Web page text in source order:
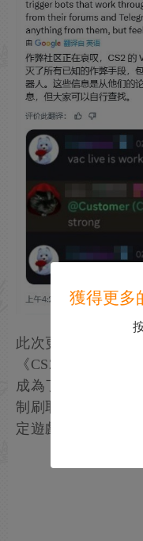
此次更新並未局限
《CS2》經濟與匹
成為了VAC的打擊
制刷取道具的機器
定遊戲內經濟體系。
獲得更多